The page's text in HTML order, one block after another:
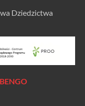
Dziedzictwa